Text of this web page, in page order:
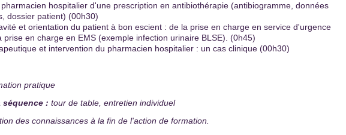
hospitalier d'une prescription en antibiothérapie (antibiogramme, données
dossier patient) (00h30)
et orientation du patient à bon escient : de la prise en charge en service d'urgence
en charge en EMS (exemple infection urinaire BLSE). (0h45)
et intervention du pharmacien hospitalier : un cas clinique (00h30)
pratique
séquence : tour de table, entretien individuel
des connaissances à la fin de l'action de formation.